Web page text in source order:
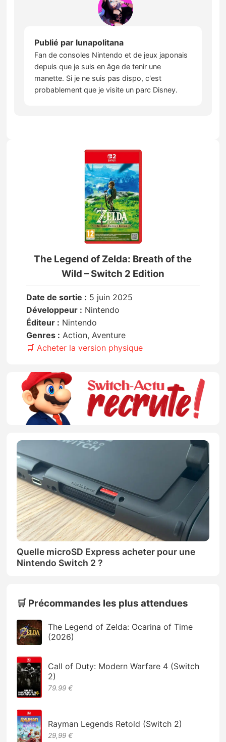
Publié par lunapolitana
Fan de consoles Nintendo et de jeux japonais
depuis que je suis en âge de tenir une
manette. Si je ne suis pas dispo, c'est
probablement que je visite un parc Disney.
The Legend of Zelda: Breath of the
Wild – Switch 2 Edition
Date de sortie : 5 juin 2025
Développeur : Nintendo
Éditeur : Nintendo
Genres : Action, Aventure
🛒 Acheter la version physique
Quelle microSD Express acheter pour une
Nintendo Switch 2 ?
🛒 Précommandes les plus attendues
The Legend of Zelda: Ocarina of Time
(2026)
Call of Duty: Modern Warfare 4 (Switch
2)
79.99 €
Rayman Legends Retold (Switch 2)
29,99 €